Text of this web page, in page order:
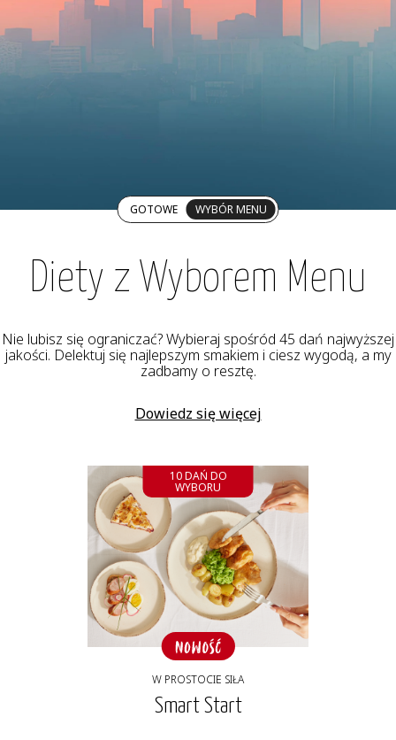
GOTOWE WYBÓR MENU
Diety z Wyborem Menu
Nie lubisz się ograniczać? Wybieraj spośród 45 dań najwyższej
jakości. Delektuj się najlepszym smakiem i ciesz wygodą, a my
zadbamy o resztę.
Dowiedz się więcej
10 DAŃ DO
WYBORU
W PROSTOCIE SIŁA
Smart Start